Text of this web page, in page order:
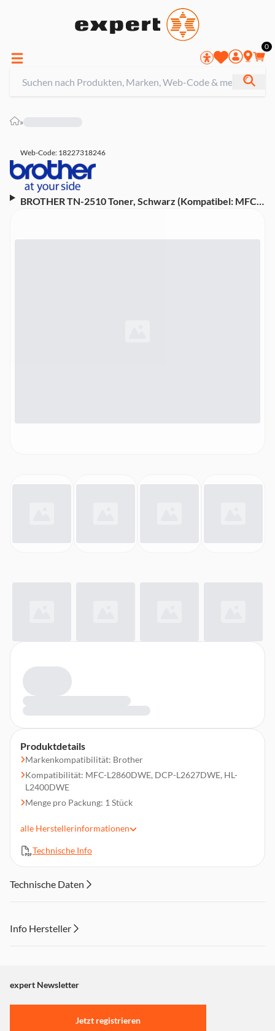
0
»
Web-Code: 18227318246
BROTHER TN-2510 Toner, Schwarz (Kompatibel: MFC-
Produktdetails
Markenkompatibilität: Brother
Kompatibilität: MFC-L2860DWE, DCP-L2627DWE, HL-
L2400DWE
Menge pro Packung: 1 Stück
Typ: Original
Druckfarben: Schwarz
alle Herstellerinformationen
Technische Info
Technische Daten
Info Hersteller
"Marketing".
Einstellungen anpassen
expert Newsletter
Jetzt registrieren